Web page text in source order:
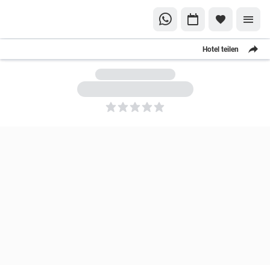
Hotel teilen
5